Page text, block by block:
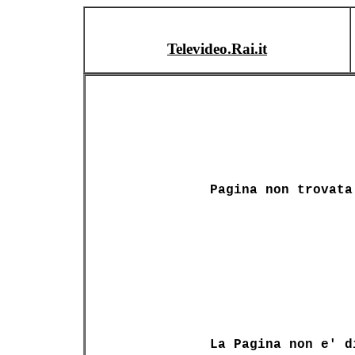
Televideo.Rai.it
Pagina non trovata
La Pagina non e'